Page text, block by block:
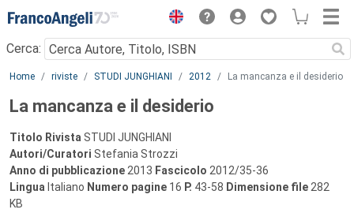
Menu
Cerca:
Main content
Home riviste STUDI JUNGHIANI 2012 La mancanza e il desiderio
La mancanza e il desiderio
Titolo Rivista STUDI JUNGHIANI
Autori/Curatori Stefania Strozzi
Anno di pubblicazione 2013 Fascicolo 2012/35-36
Lingua Italiano Numero pagine 16 P. 43-58 Dimensione file 282
KB